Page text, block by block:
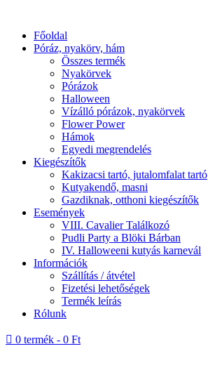
Főoldal
Póráz, nyakörv, hám
Összes termék
Nyakörvek
Pórázok
Halloween
Vízálló pórázok, nyakörvek
Flower Power
Hámok
Egyedi megrendelés
Kiegészítők
Kakizacsi tartó, jutalomfalat tartó
Kutyakendő, masni
Gazdiknak, otthoni kiegészítők
Események
VIII. Cavalier Találkozó
Pudli Party a Blöki Bárban
IV. Halloweeni kutyás karnevál
Információk
Szállítás / átvétel
Fizetési lehetőségek
Termék leírás
Rólunk
 0 termék - 0 Ft